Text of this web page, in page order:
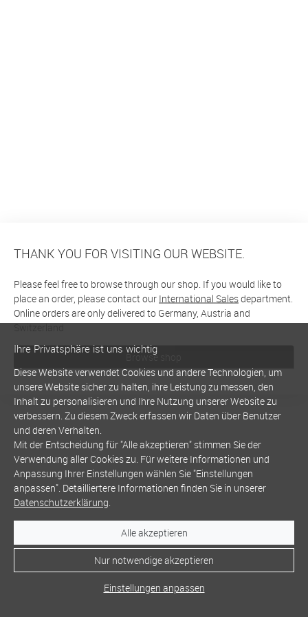
THANK YOU FOR VISITING OUR WEBSITE.
Please feel free to browse through our shop. If you would like to
place an order, please contact our International Salesdepartment.
Online orders are only delivered to Germany, Austria and
Switzerland
Browse shop
Ihre Privatsphäre ist uns wichtig
Diese Website verwendet Cookies und andere Technologien, um
unsere Website sicher zu halten, ihre Leistung zu messen, den
Inhalt zu personalisieren und Ihre Nutzung unserer Website zu
verbessern. Zu diesem Zweck erfassen wir Daten über Benutzer
und deren Verhalten.
Mit der Entscheidung für "Alle akzeptieren" stimmen Sie der
Verwendung aller Cookies zu. Für weitere Informationen und
Anpassung Ihrer Einstellungen wählen Sie "Einstellungen
anpassen". Detailliertere Informationen finden Sie in unserer
Datenschutzerklärung.
Alle akzeptieren
Nur notwendige akzeptieren
Einstellungen anpassen